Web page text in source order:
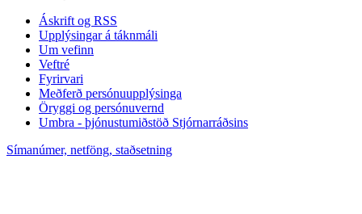
Áskrift og RSS
Upplýsingar á táknmáli
Um vefinn
Veftré
Fyrirvari
Meðferð persónuupplýsinga
Öryggi og persónuvernd
Umbra - þjónustumiðstöð Stjórnarráðsins
Símanúmer, netföng, staðsetning